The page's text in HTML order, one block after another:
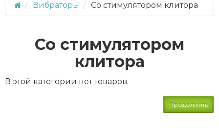
Вибраторы Со стимулятором клитора
Со стимулятором
клитора
В этой категории нет товаров.
Продолжить